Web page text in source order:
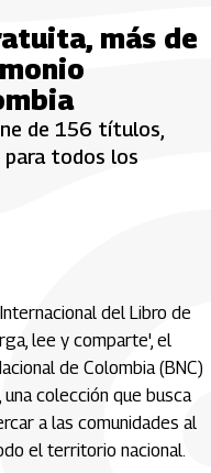
más de
de 156 títulos,
todos los
del Libro de
lee y comparte', el
de Colombia (BNC)
, una colección que busca
a las comunidades al
el territorio nacional.